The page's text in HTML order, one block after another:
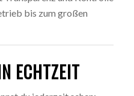
bis zum großen
ECHTZEIT